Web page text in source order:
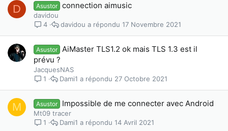
D Asustor connection aimusic
davidou
4
17 Novembre 2021
davidou
Asustor
AiMaster TLS1.2 ok mais TLS 1.3 est il
prévu ?
JacquesNAS
1
27 Octobre 2021
Dami1
M Asustor Impossible de me connecter avec Android
Mt09 tracer
1
14 Avril 2021
Dami1